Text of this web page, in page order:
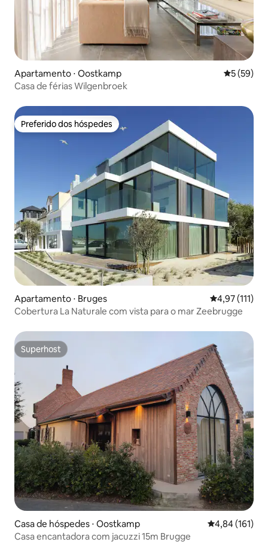
Apartamento ⋅ Oostkamp 5 de uma
5 (59)
Casa de férias Wilgenbroek
Preferido dos hóspedes
Preferido dos hóspedes
Apartamento ⋅ Bruges 4,97 de uma
4,97 (111)
Cobertura La Naturale com vista para o mar Zeebrugge
Superhost
Superhost
Casa de hóspedes ⋅ Oostkamp 4,84 de uma
4,84 (161)
Casa encantadora com jacuzzi 15m Brugge